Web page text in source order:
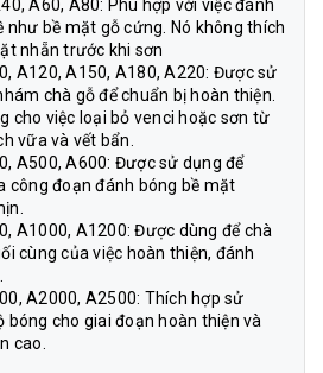
A60, A80: Phù hợp với việc đánh
như bề mặt gỗ cứng. Nó không thích
nhẵn trước khi sơn
A120, A150, A180, A220: Được sử
chà gỗ để chuẩn bị hoàn thiện.
cho việc loại bỏ venci hoặc sơn từ
vữa và vết bẩn.
A500, A600: Được sử dụng để
công đoạn đánh bóng bề mặt
A1000, A1200: Được dùng để chà
cùng của việc hoàn thiện, đánh
A2000, A2500: Thích hợp sử
bóng cho giai đoạn hoàn thiện và
cao.